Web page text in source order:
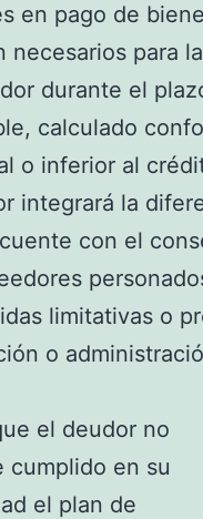
en pago de
necesarios para
durante el
calculado
o inferior al
integrará la
con el
limitativas o
o
el deudor no
cumplido en su
el plan de